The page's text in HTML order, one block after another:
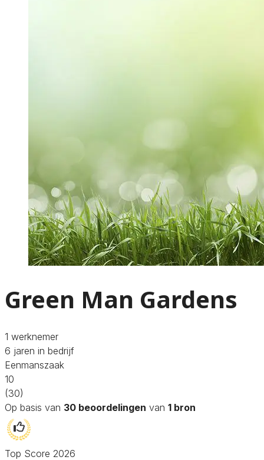
Green Man Gardens
1 werknemer
6 jaren in bedrijf
Eenmanszaak
10
(30)
Op basis van 30 beoordelingen van 1 bron
Top Score 2026